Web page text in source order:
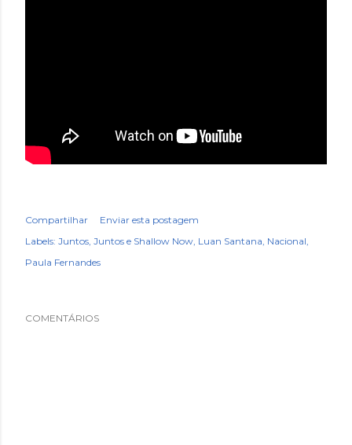
Compartilhar
Enviar esta postagem
Labels: Juntos Juntos e Shallow Now Luan Santana Nacional
Paula Fernandes
COMENTÁRIOS